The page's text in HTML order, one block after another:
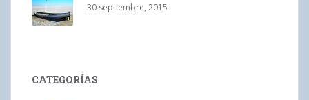
30 septiembre, 2015
CATEGORÍAS